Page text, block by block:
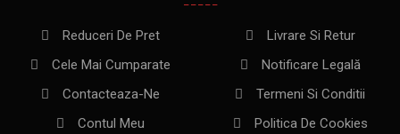
Reduceri De Pret
Cele Mai Cumparate
Contacteaza-Ne
Contul Meu
Livrare Si Retur
Notificare Legală
Termeni Si Conditii
Politica De Cookies